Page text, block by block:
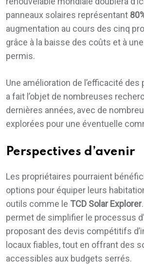
panneaux solaires représentant
augmentation au cours des cinq
grâce à la baisse des coûts et à
permis.
Une amélioration de l’efficacité des
a fait l’objet de nombreuses
dernières années, avec de
explorées pour une éventuelle
Perspectives d’avenir
Les propriétaires pourraient
options pour équiper leurs
outils comme le TCD Solar Explorer
permet de simplifier le processus
proposant des devis compétitifs
locaux fiables, tout en offrant des
accessibles aux budgets serrés.